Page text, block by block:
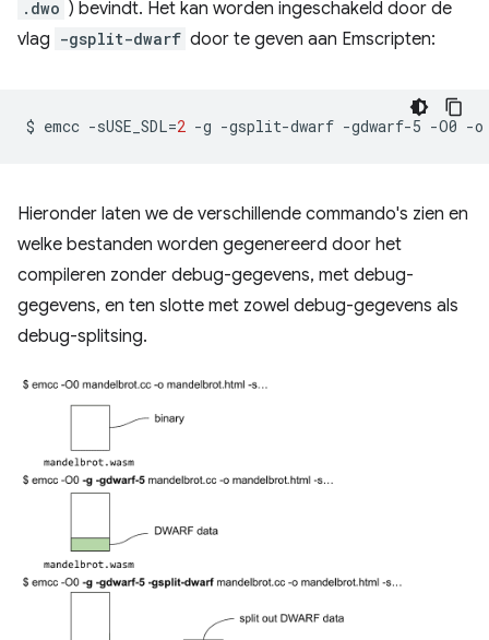
.dwo ) bevindt. Het kan worden ingeschakeld door de
vlag -gsplit-dwarf door te geven aan Emscripten:
$ emcc -sUSE_SDL=2 -g -gsplit-dwarf -gdwarf-5 -O0 -o
Hieronder laten we de verschillende commando's zien en
welke bestanden worden gegenereerd door het
compileren zonder debug-gegevens, met debug-
gegevens, en ten slotte met zowel debug-gegevens als
debug-splitsing.